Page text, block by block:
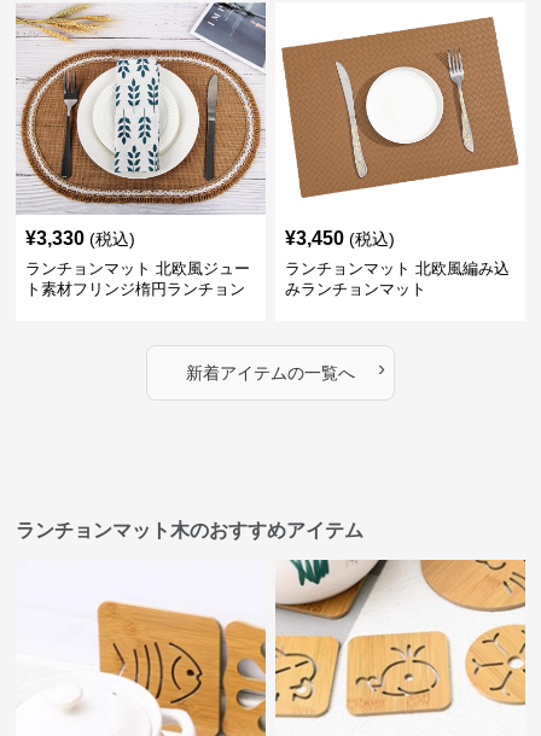
¥3,330 (税込)
ランチョンマット 北欧風ジュー
ト素材フリンジ楕円ランチョン
¥3,450 (税込)
ランチョンマット 北欧風編み込
みランチョンマット
新着アイテムの一覧へ ›
ランチョンマット木のおすすめアイテム